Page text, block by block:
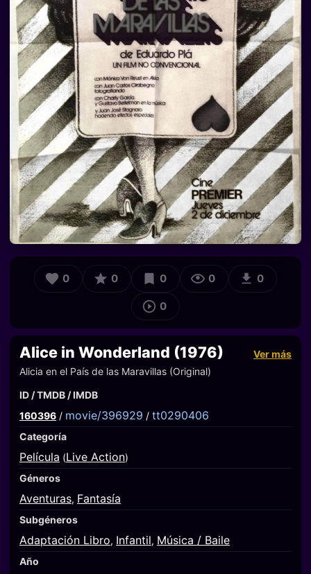
0 0 0 0 0
0
Alice in Wonderland (1976)
Ver más
Alicia en el País de las Maravillas (Original)
ID / TMDB / IMDB
160396 / movie/396929 / tt0290406
Categoría
Película (Live Action)
Géneros
Aventuras, Fantasía
Subgéneros
Adaptación Libro, Infantil, Música / Baile
Año